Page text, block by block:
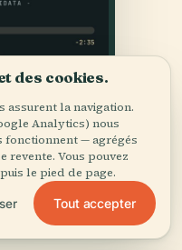
des cookies.
assurent la navigation.
Analytics) nous
fonctionnent — agrégés
revente. Vous pouvez
le pied de page.
Tout accepter